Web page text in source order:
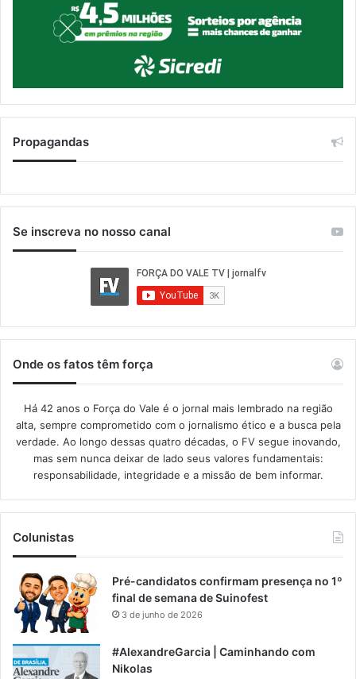
Propagandas
Se inscreva no nosso canal
Onde os fatos têm força
Há 42 anos o Força do Vale é o jornal mais lembrado na região
alta, sempre comprometido com o jornalismo ético e a busca pela
verdade. Ao longo dessas quatro décadas, o FV segue inovando,
mas sem nunca deixar de lado seus valores fundamentais:
responsabilidade, integridade e a missão de bem informar.​
Colunistas
Pré-candidatos confirmam presença no 1º
final de semana de Suinofest
3 de junho de 2026
#AlexandreGarcia | Caminhando com
Nikolas